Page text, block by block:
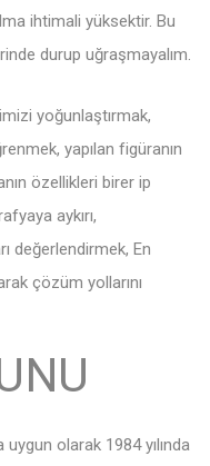
ihtimali yüksektir. Bu
durup uğraşmayalım.
yoğunlaştırmak,
yapılan figüranın
özellikleri birer ip
aykırı,
değerlendirmek, En
çözüm yollarını
uygun olarak 1984 yılında